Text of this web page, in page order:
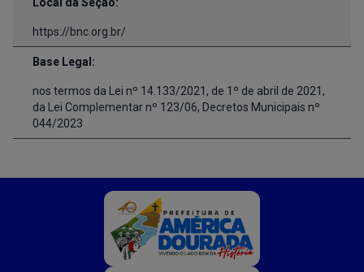
https://bnc.org.br/
Base Legal:
nos termos da Lei nº 14.133/2021, de 1º de abril de 2021,
da Lei Complementar nº 123/06, Decretos Municipais nº
044/2023